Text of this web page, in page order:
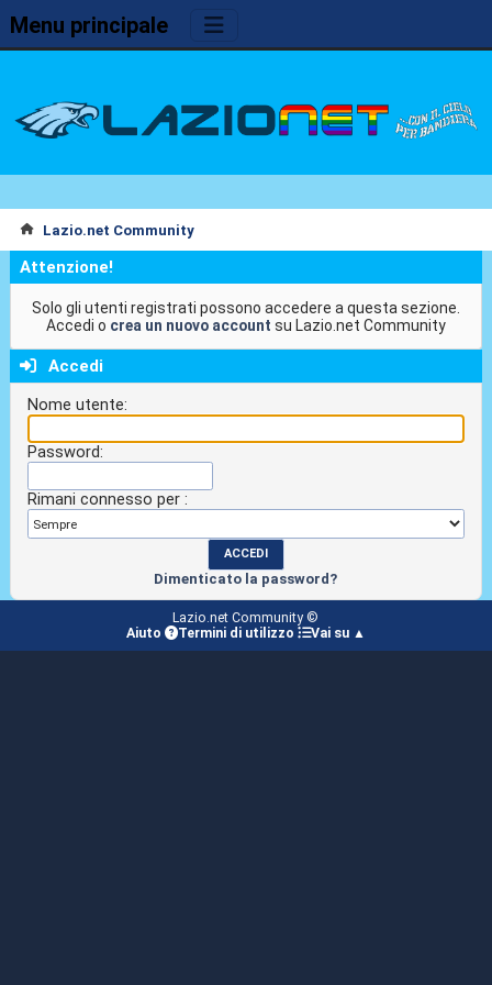
Menu principale
Lazio.net Community
Attenzione!
Solo gli utenti registrati possono accedere a questa sezione.
Accedi o crea un nuovo account su Lazio.net Community
Accedi
Nome utente:
Password:
Rimani connesso per :
Dimenticato la password?
Lazio.net Community ©
Aiuto
Termini di utilizzo Vai su ▲